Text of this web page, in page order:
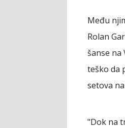
Među
Rolan
šanse na
teško da
setova
"Dok na